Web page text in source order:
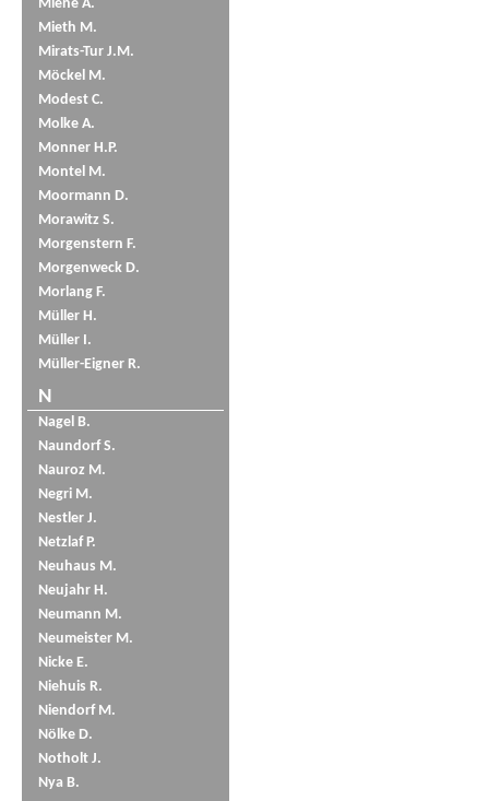
Miene A.
Mieth M.
Mirats-Tur J.M.
Möckel M.
Modest C.
Molke A.
Monner H.P.
Montel M.
Moormann D.
Morawitz S.
Morgenstern F.
Morgenweck D.
Morlang F.
Müller H.
Müller I.
Müller-Eigner R.
N
Nagel B.
Naundorf S.
Nauroz M.
Negri M.
Nestler J.
Netzlaf P.
Neuhaus M.
Neujahr H.
Neumann M.
Neumeister M.
Nicke E.
Niehuis R.
Niendorf M.
Nölke D.
Notholt J.
Nya B.